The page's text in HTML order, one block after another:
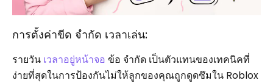
การตั้งค่าขีด จำกัด เวลาเล่น:
รายวัน เวลาอยู่หน้าจอ ข้อ จำกัด เป็นตัวแทนของเทคนิคที่
ง่ายที่สุดในการป้องกันไม่ให้ลูกของคุณถูกดูดซึมใน Roblox